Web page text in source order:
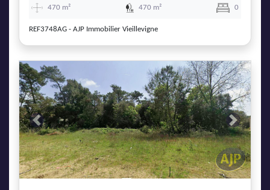
470 m² 470 m² 0
REF3748AG - AJP Immobilier Vieillevigne
Previous Next